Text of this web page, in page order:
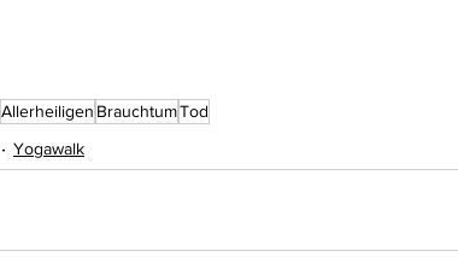
Allerheiligen BrauchtumTod
Yogawalk